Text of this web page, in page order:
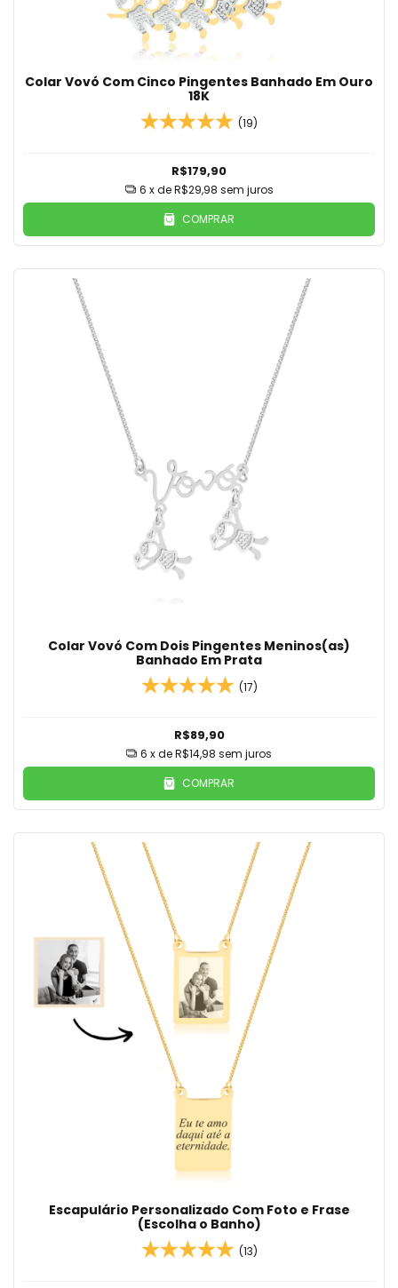
Colar Vovó Com Cinco Pingentes Banhado Em Ouro
18K
(19)
R$179,90
6 x deR$29,98 sem juros
COMPRAR
Colar Vovó Com Dois Pingentes Meninos(as)
Banhado Em Prata
(17)
R$89,90
6 x deR$14,98 sem juros
COMPRAR
Escapulário Personalizado Com Foto e Frase
(Escolha o Banho)
(13)